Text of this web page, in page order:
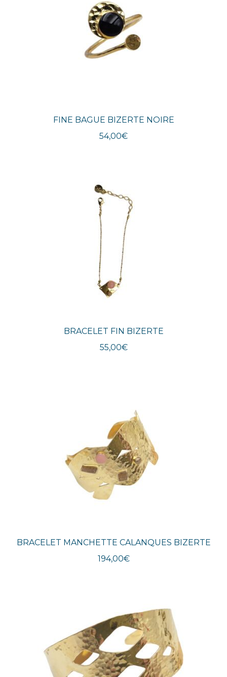
FINE BAGUE BIZERTE NOIRE
54,00€
BRACELET FIN BIZERTE
55,00€
BRACELET MANCHETTE CALANQUES BIZERTE
194,00€